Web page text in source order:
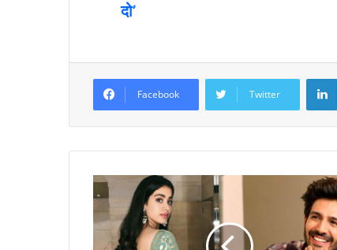
दो’
Facebook Twitter